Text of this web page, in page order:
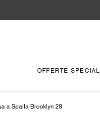
OFFERTE SPECIALI
a Spalla Brooklyn 28